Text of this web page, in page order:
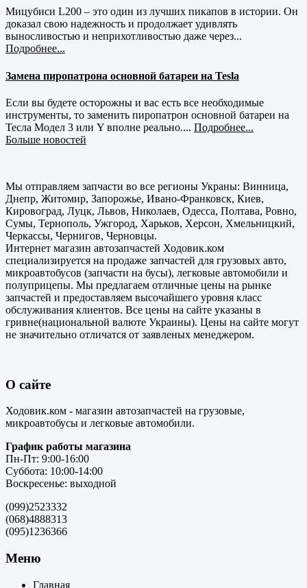
Мицубиси L200 – это один из лучших пикапов в истории. Он
доказал свою надежность и продолжает удивлять
выносливостью и неприхотливостью даже через...
Подробнее...
Замена пиропатрона основной батареи на Tesla
Если вы будете осторожны и вас есть все необходимые
инструменты, то заменить пиропатрон основной батареи на
Тесла Модел 3 или Y вполне реально.... Подробнее...
Больше новостей
Мы отправляем запчасти во все регионы Украны: Винница,
Днепр, Житомир, Запорожье, Ивано-Франковск, Киев,
Кировоград, Луцк, Львов, Николаев, Одесса, Полтава, Ровно,
Сумы, Тернополь, Ужгород, Харьков, Херсон, Хмельницкий,
Черкассы, Чернигов, Черновцы.
Интернет магазин автозапчастей Ходовик.ком
специализируется на продаже запчастей для грузовых авто,
микроавтобусов (запчасти на бусы), легковые автомобили и
полуприцепы. Мы предлагаем отличные цены на рынке
запчастей и предоставляем высочайшего уровня класс
обслуживания клиентов. Все цены на сайте указаны в
гривне(национальной валюте Украины). Цены на сайте могут
не значительно отличатся от заявленых менеджером.
О сайте
Ходовик.ком - магазин автозапчастей на грузовые,
микроавтобусы и легковые автомобили.
График работы магазина
Пн-Пт: 9:00-16:00
Суббота: 10:00-14:00
Воскресенье: выходной
(099)2523332
(068)4888313
(095)1236366
Меню
Главная